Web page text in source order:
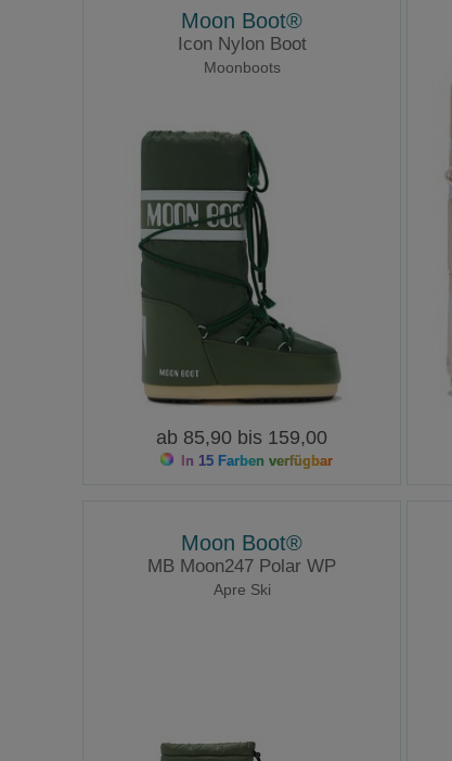
Moon Boot®
Icon Nylon Boot
Moonboots
ab 85,90 bis 159,00
In 15 Farben verfügbar
Moon Boot®
MB Moon247 Polar WP
Apre Ski